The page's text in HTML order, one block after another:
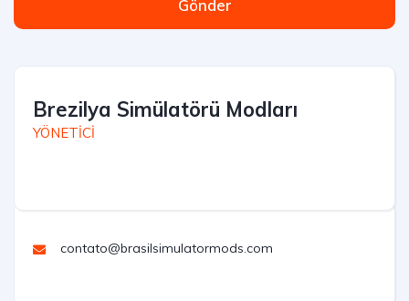
Gönder
Brezilya Simülatörü Modları
YÖNETİCİ
contato@brasilsimulatormods.com